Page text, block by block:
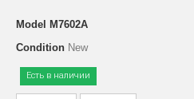
Model
M7602A
Condition New
Есть в наличии